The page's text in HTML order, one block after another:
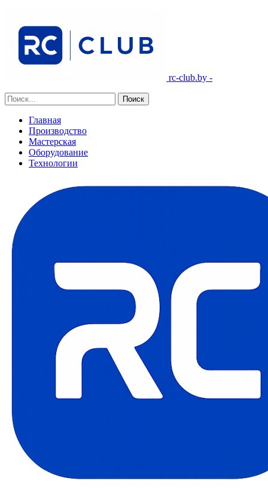
rc-club.by -
Главная
Производство
Мастерская
Оборудование
Технологии